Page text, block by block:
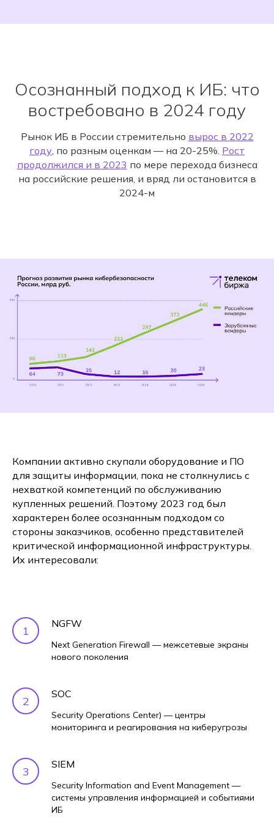
Осознанный подход к ИБ: что
востребовано в 2024 году
Рынок ИБ в России стремительно вырос в 2022
году, по разным оценкам — на 20-25%. Рост
продолжился и в 2023 по мере перехода бизнеса
на российские решения, и вряд ли остановится в
2024-м
Компании активно скупали оборудование и ПО
для защиты информации, пока не столкнулись с
нехваткой компетенций по обслуживанию
купленных решений. Поэтому 2023 год был
характерен более осознанным подходом со
стороны заказчиков, особенно представителей
критической информационной инфраструктуры.
Их интересовали:
NGFW
Next Generation Firewall — межсетевые экраны
нового поколения
SOC
Security Operations Center) — центры
мониторинга и реагирования на киберугрозы
SIEM
Security Information and Event Management —
системы управления информацией и событиями
ИБ